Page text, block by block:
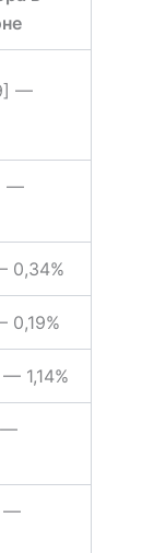
—
—
0,34%
0,19%
— 1,14%
—
—